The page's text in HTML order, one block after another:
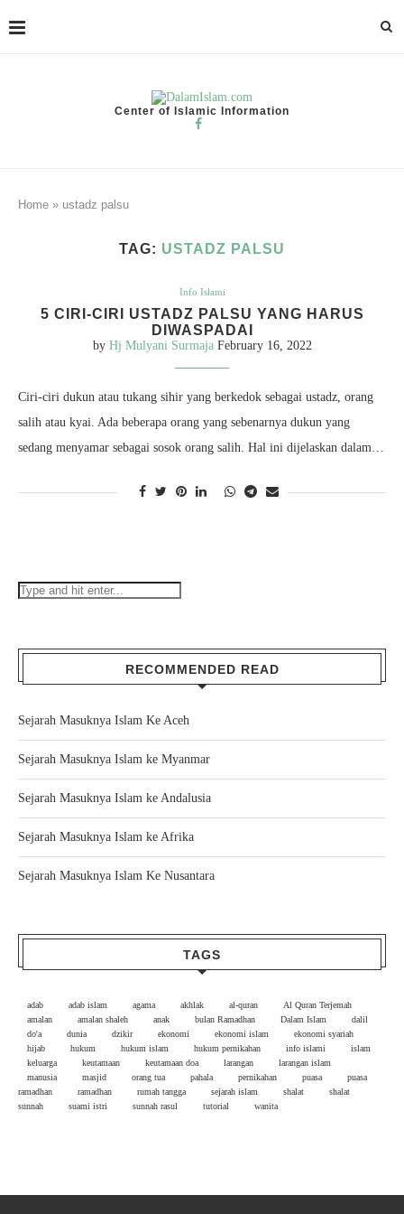
Center of Islamic Information
Home » ustadz palsu
TAG: USTADZ PALSU
Info Islami
5 CIRI-CIRI USTADZ PALSU YANG HARUS
DIWASPADAI
by Hj Mulyani Surmaja February 16, 2022
Ciri-ciri dukun atau tukang sihir yang berkedok sebagai ustadz, orang
salih atau kyai. Ada beberapa orang yang sebenarnya dukun yang
sedang menyamar sebagai sosok orang salih. Hal ini dijelaskan dalam…
RECOMMENDED READ
Sejarah Masuknya Islam Ke Aceh
Sejarah Masuknya Islam ke Myanmar
Sejarah Masuknya Islam ke Andalusia
Sejarah Masuknya Islam ke Afrika
Sejarah Masuknya Islam Ke Nusantara
TAGS
adab adab islam agama akhlak al-quran
Al Quran Terjemah
amalan
amalan shaleh anak bulan Ramadhan Dalam Islam
dalil
do'a
dunia dzikir ekonomi ekonomi islam
ekonomi syariah
hijab
hukum hukum islam hukum pernikahan info islami
islam
keluarga
keutamaan keutamaan doa larangan
larangan islam
manusia
masjid orang tua pahala pernikahan puasa
puasa
ramadhan
ramadhan rumah tangga sejarah islam shalat
shalat
sunnah
suami istri sunnah rasul tutorial wanita